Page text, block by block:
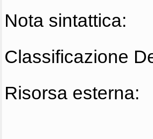
Nota sintattica:
Classificazione
Risorsa esterna: